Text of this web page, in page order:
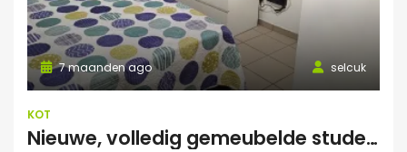
selcuk
7 maanden ago
KOT
Nieuwe, volledig gemeubelde studentenkamers – All-in – €550/maand